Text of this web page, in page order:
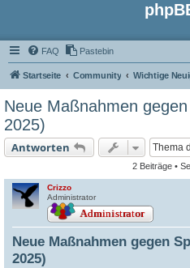
FAQ Pastebin
Startseite Community Wichtige
Neue Maßnahmen
2025)
Antworten
2 Beiträge •
Crizzo
Administrator
Neue Maßnahmen gegen
2025)